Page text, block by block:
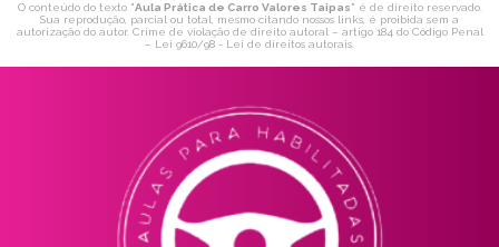
O conteúdo do texto "Aula Prática de Carro Valores Taipas" é de direito reservado.
Sua reprodução, parcial ou total, mesmo citando nossos links, é proibida sem a
autorização do autor. Crime de violação de direito autoral – artigo 184 do Código Penal
– Lei 9610/98 - Lei de direitos autorais.